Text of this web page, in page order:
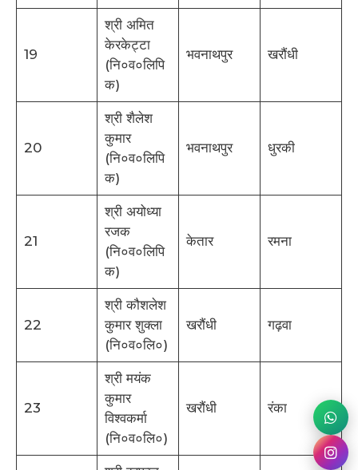
19
श्री अमित
केरकेट्टा
(नि०व०लिपि
क)
भवनाथपुर खरौंधी
20
श्री शैलेश
कुमार
(नि०व०लिपि
क)
भवनाथपुर धुरकी
21
श्री अयोध्या
रजक
(नि०व०लिपि
क)
केतार रमना
22
श्री कौशलेश
कुमार शुक्ला
(नि०व०लि०)
खरौंधी गढ़वा
23
श्री मयंक
कुमार
विश्वकर्मा
(नि०व०लि०)
खरौंधी रंका